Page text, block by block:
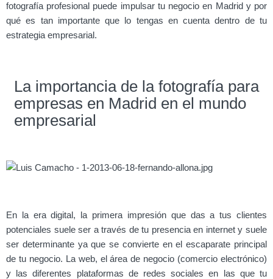
fotografía profesional puede impulsar tu negocio en Madrid y por
qué es tan importante que lo tengas en cuenta dentro de tu
estrategia empresarial.
La importancia de la fotografía para
empresas en Madrid en el mundo
empresarial
En la era digital, la primera impresión que das a tus clientes
potenciales suele ser a través de tu presencia en internet y suele
ser determinante ya que se convierte en el escaparate principal
de tu negocio. La web, el área de negocio (comercio electrónico)
y las diferentes plataformas de redes sociales en las que tu